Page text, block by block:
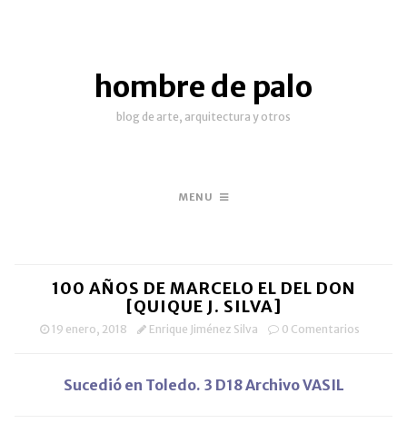
hombre de palo
blog de arte, arquitectura y otros
MENU
100 AÑOS DE MARCELO EL DEL DON
[QUIQUE J. SILVA]
19 enero, 2018 Enrique Jiménez Silva 0 Comentarios
Sucedió en Toledo. 3 D18 Archivo VASIL